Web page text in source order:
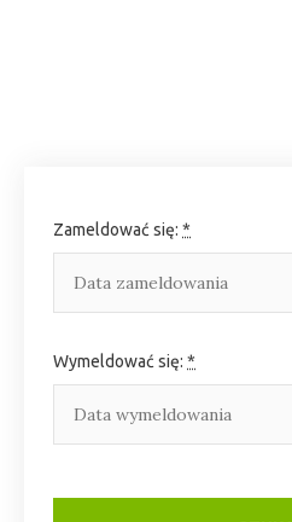
Zameldować się: *
Wymeldować się: *